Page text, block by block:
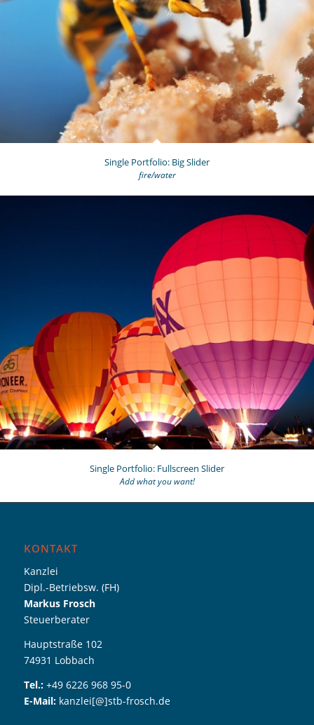
Single Portfolio: Big Slider
fire/water
Single Portfolio: Fullscreen Slider
Add what you want!
KONTAKT
Kanzlei
Dipl.-Betriebsw. (FH)
Markus Frosch
Steuerberater
Hauptstraße 102
74931 Lobbach
Tel.: +49 6226 968 95-0
E-Mail: kanzlei[@]stb-frosch.de